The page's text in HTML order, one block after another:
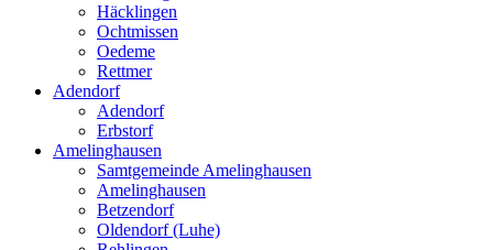
Häcklingen
Ochtmissen
Oedeme
Rettmer
Adendorf
Adendorf
Erbstorf
Amelinghausen
Samtgemeinde Amelinghausen
Amelinghausen
Betzendorf
Oldendorf (Luhe)